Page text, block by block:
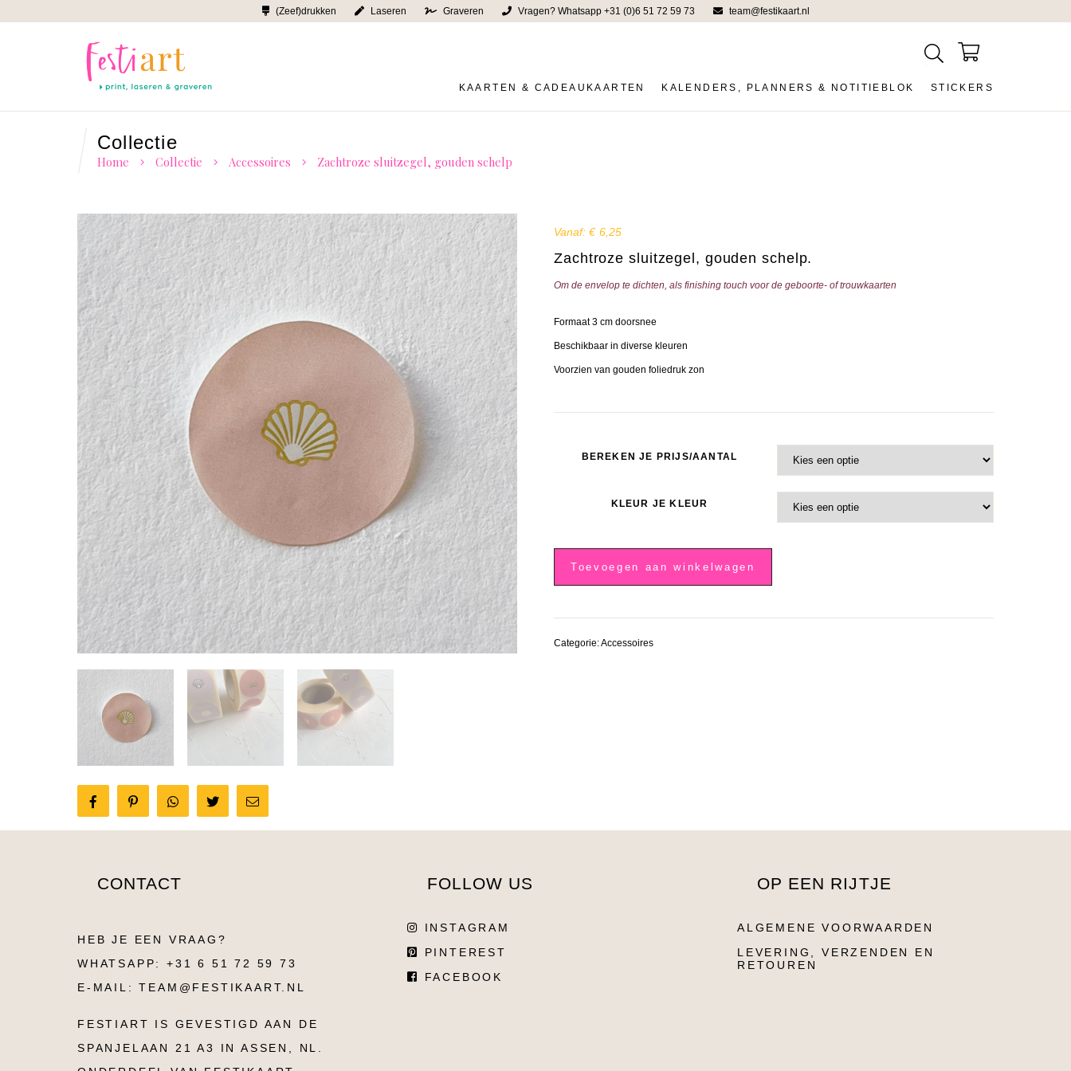
(Zeef)drukken Laseren Graveren Vragen? Whatsapp +31 (0)6 51 72 59 73 team@festikaart.nl
KAARTEN & CADEAUKAARTEN KALENDERS, PLANNERS & NOTITIEBLOK STICKERS
Collectie
Home Collectie Accessoires Zachtroze sluitzegel, gouden schelp
Vanaf: € 6,25
Zachtroze sluitzegel, gouden schelp.
Om de envelop te dichten, als finishing touch voor de geboorte- of trouwkaarten
Formaat 3 cm doorsnee
Beschikbaar in diverse kleuren
Voorzien van gouden foliedruk zon
BEREKEN JE PRIJS/AANTAL
KLEUR JE KLEUR
gouden
Toevoegen aan winkelwagen
Categorie:Accessoires
Share
on
Pin
it
Tweet Send
email
CONTACT
HEB JE EEN VRAAG?
WHATSAPP: +31 6 51 72 59 73
E-MAIL: TEAM@FESTIKAART.NL
FESTIART IS GEVESTIGD AAN DE
SPANJELAAN 21 A3 IN ASSEN, NL.
FOLLOW US
INSTAGRAM
PINTEREST
FACEBOOK
OP EEN RIJTJE
ALGEMENE VOORWAARDEN
LEVERING, VERZENDEN EN
RETOUREN